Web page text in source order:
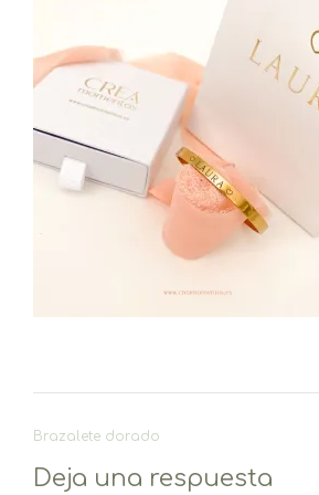
Navegación
entradas
Brazalete dorado
Deja una respuesta